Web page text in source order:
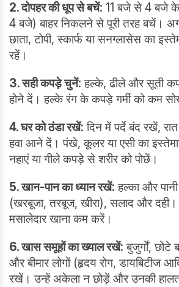
2. दोपहर की धूप से बचें: 11 बजे से 4 बजे
4 बजे) बाहर निकलने से पूरी तरह बचें।
छाता, टोपी, स्कार्फ या सनग्लासेस का
रहें।
3. सही कपड़े चुनें: हल्के, ढीले और सूती
होने दें। हल्के रंग के कपड़े गर्मी को कम
4. घर को ठंडा रखें: दिन में पर्दे बंद रखें,
हवा आने दें। पंखे, कूलर या एसी का
नहाएं या गीले कपड़े से शरीर को पोछें।
5. खान-पान का ध्यान रखें: हल्का और
(खरबूजा, तरबूज, खीरा), सलाद और दही।
मसालेदार खाना कम करें।
6. खास समूहों का ख्याल रखें: बुजुर्गों, छोटे
और बीमार लोगों (हृदय रोग, डायबिटीज
रखें। उन्हें अकेला न छोड़ें और उनकी